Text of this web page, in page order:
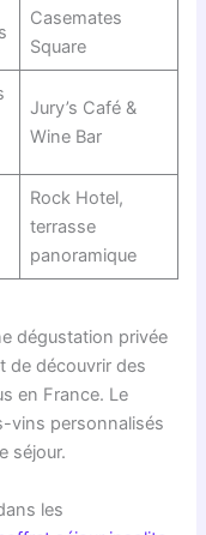
Casemates
Square
Jury’s Café &
Wine Bar
Rock Hotel,
terrasse
panoramique
dégustation privée
de découvrir des
en France. Le
vins personnalisés
séjour.
les